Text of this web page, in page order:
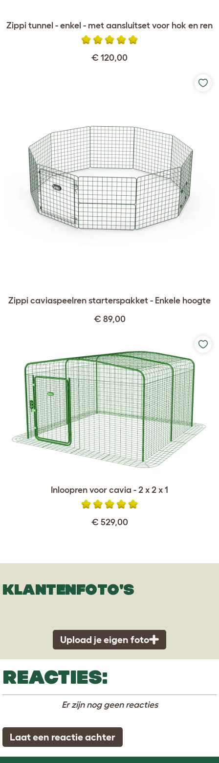
Zippi tunnel - enkel - met aansluitset voor hok en ren
€ 120,00
Zippi caviaspeelren starterspakket - Enkele hoogte
€ 89,00
Inloopren voor cavia - 2 x 2 x 1
€ 529,00
KLANTENFOTO'S
Upload je eigen foto
REACTIES:
Er zijn nog geen reacties
Laat een reactie achter